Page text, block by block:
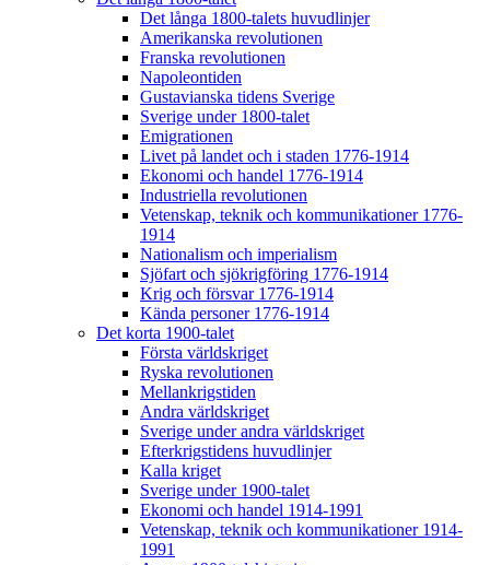
Det långa 1800-talets huvudlinjer
Amerikanska revolutionen
Franska revolutionen
Napoleontiden
Gustavianska tidens Sverige
Sverige under 1800-talet
Emigrationen
Livet på landet och i staden 1776-1914
Ekonomi och handel 1776-1914
Industriella revolutionen
Vetenskap, teknik och kommunikationer 1776-
1914
Nationalism och imperialism
Sjöfart och sjökrigföring 1776-1914
Krig och försvar 1776-1914
Kända personer 1776-1914
Det korta 1900-talet
Första världskriget
Ryska revolutionen
Mellankrigstiden
Andra världskriget
Sverige under andra världskriget
Efterkrigstidens huvudlinjer
Kalla kriget
Sverige under 1900-talet
Ekonomi och handel 1914-1991
Vetenskap, teknik och kommunikationer 1914-
1991